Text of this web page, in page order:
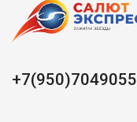
+7(950)7049055